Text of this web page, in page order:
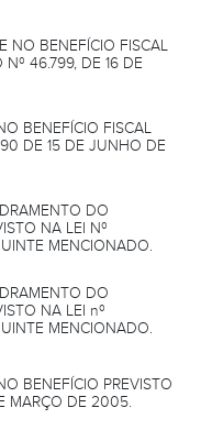
NO BENEFÍCIO FISCAL
Nº 46.799, DE 16 DE
BENEFÍCIO FISCAL
DE 15 DE JUNHO DE
DO
NA LEI Nº
MENCIONADO.
DO
NA LEI nº
MENCIONADO.
BENEFÍCIO PREVISTO
MARÇO DE 2005.